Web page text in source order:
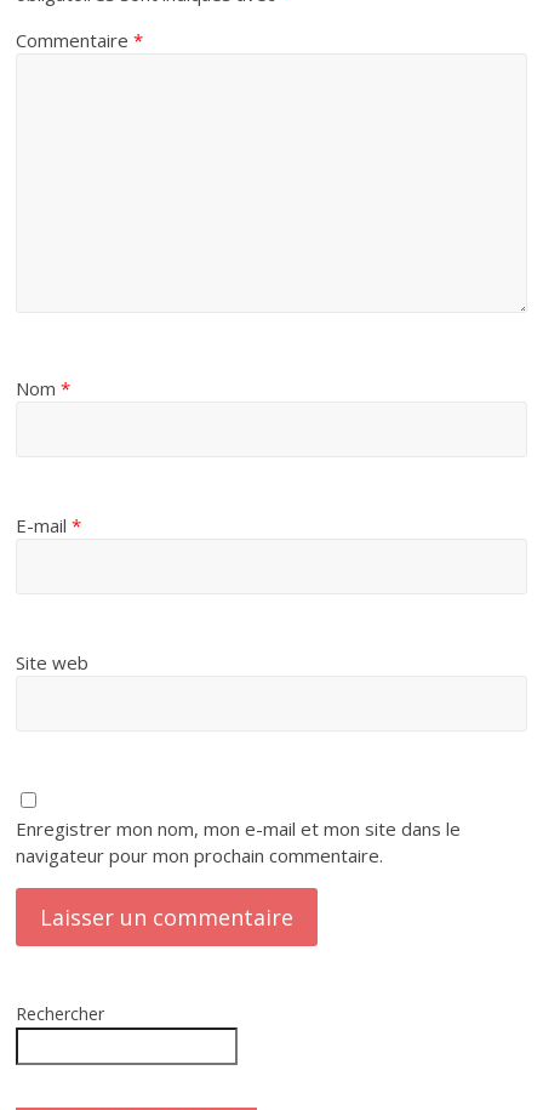
Commentaire*
Nom*
E-mail*
Site web
Enregistrer mon nom, mon e-mail et mon site dans le
navigateur pour mon prochain commentaire.
Rechercher